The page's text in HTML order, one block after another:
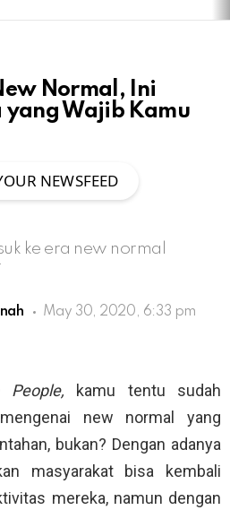
Normal, Ini
yang Wajib Kamu
NEWSFEED
ke era new normal
May 30, 2020, 6:33 pm
People, kamu tentu sudah
new normal yang
bukan? Dengan adanya
masyarakat bisa kembali
mereka, namun dengan